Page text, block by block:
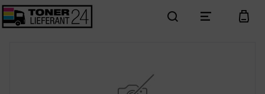
search menu cart